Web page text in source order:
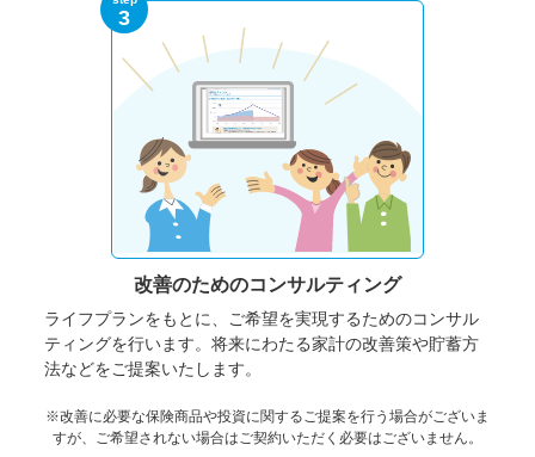
3
改善のためのコンサルティング
ライフプランをもとに、ご希望を実現するためのコンサル
ティングを行います。将来にわたる家計の改善策や貯蓄方
法などをご提案いたします。
※改善に必要な保険商品や投資に関するご提案を行う場合がございま
すが、ご希望されない場合はご契約いただく必要はございません。